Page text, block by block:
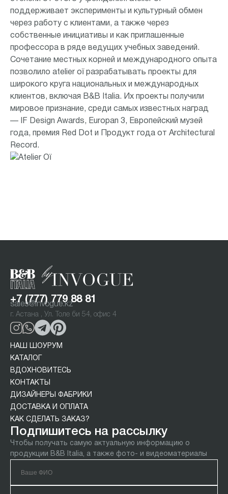
поддерживает эксперименты и культурный обмен
через работу с клиентами, а также через
собственные инициативы и как приглашенные
профессора в ряде ведущих учебных заведений.
Сочетание местных корней и международного опыта
позволило atelier oï разрабатывать проекты для
широкого круга национальных и международных
клиентов, включая B&B Italia. Их проекты получили
мировое признание, среди самых известных наград
— IF Design Awards, Europan 3, Европейский музей
года, премия Red Dot и Продукт года от Architectural
Record.
+7 (777) 779 88 81
sales@invogue.kz
г. Астана , Ул. Толе би 54, офис 4
НАШ ШОУРУМ
КАТАЛОГ
ВДОХНОВИТЕСЬ
КОНТАКТЫ
ДИЗАЙНЕРЫ ФАБРИКИ
ДОСТАВКА И ОПЛАТА
КАК СДЕЛАТЬ ЗАКАЗ?
Подпишитесь на рассылку
Чтобы получать самую актуальную информацию о
продукции B&B Italia, а также фото- и видеоматериалы